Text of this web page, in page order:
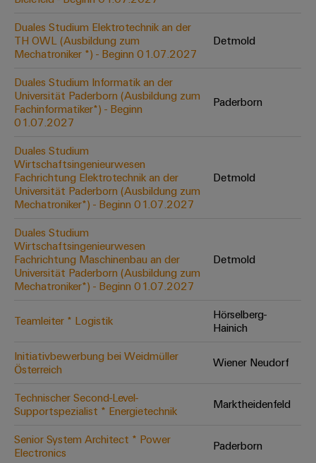
Lösungen
für
die
und
Abwasserindustrie
Wasserstoff
Wasserstoff
als
Schlüsseltechnologie
für
die
Energiewende
Windenergie
Effizienter
Betrieb
von
Windparks
Werkzeuge
Automaten
Software
Markierer
Industriedrucker
Industrieleuchte
Cabinet
Infrastructure
Assemblierungsservice
Bestückte
Modifizierte
und
bestückte
Kundenspezifische
Kabelkonfektionierung
Duales Studium Elektrotechnik an der
TH OWL (Ausbildung zum
Mechatroniker *) - Beginn 01.07.2027
Detmold
Duales Studium Informatik an der
Universität Paderborn (Ausbildung zum
Fachinformatiker*) - Beginn
01.07.2027
Paderborn
Duales Studium
Wirtschaftsingenieurwesen
Fachrichtung Elektrotechnik an der
Universität Paderborn (Ausbildung zum
Mechatroniker*) - Beginn 01.07.2027
Detmold
Duales Studium
Wirtschaftsingenieurwesen
Fachrichtung Maschinenbau an der
Universität Paderborn (Ausbildung zum
Mechatroniker*) - Beginn 01.07.2027
Detmold
Teamleiter * Logistik
Hörselberg-
Hainich
Initiativbewerbung bei Weidmüller
Österreich
Wiener Neudorf
Technischer Second-Level-
Supportspezialist * Energietechnik
Marktheidenfeld
Senior System Architect * Power
Electronics
Paderborn